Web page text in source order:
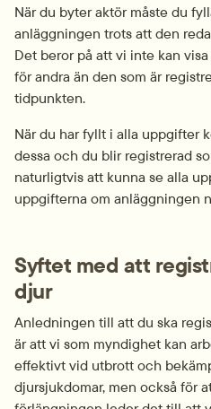
När du byter aktör måste du
anläggningen trots att den
Det beror på att vi inte kan
för andra än den som är
tidpunkten.
När du har fyllt i alla uppgifter
dessa och du blir registrerad
naturligtvis att kunna se alla
uppgifterna om anläggningen
Syftet med att
djur
Anledningen till att du ska
är att vi som myndighet kan
effektivt vid utbrott och
djursjukdomar, men också för